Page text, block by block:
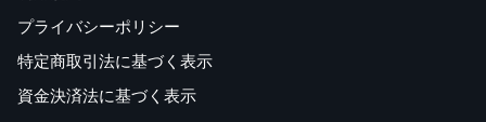
プライバシーポリシー
特定商取引法に基づく表示
資金決済法に基づく表示